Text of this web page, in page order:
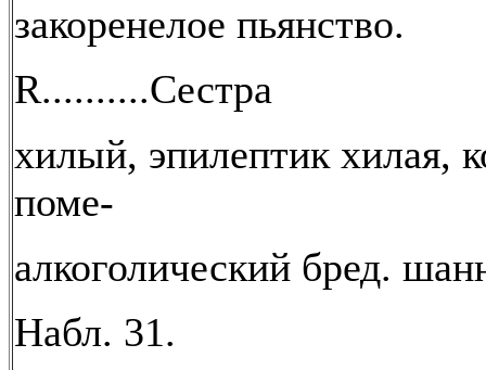
закоренелое пьянство.
R..........Сестра
хилый, эпилептик хилая,
поме-
алкоголический бред.
Набл. 31.